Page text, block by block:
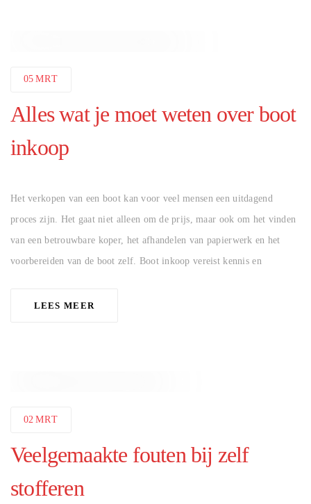
05 MRT
Alles wat je moet weten over boot
inkoop
Het verkopen van een boot kan voor veel mensen een uitdagend
proces zijn. Het gaat niet alleen om de prijs, maar ook om het vinden
van een betrouwbare koper, het afhandelen van papierwerk en het
voorbereiden van de boot zelf. Boot inkoop vereist kennis en
LEES MEER
02 MRT
Veelgemaakte fouten bij zelf
stofferen